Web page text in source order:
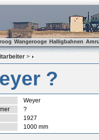
Wangerooge Halligbahnen
>
?
Weyer
?
1927
1000 mm